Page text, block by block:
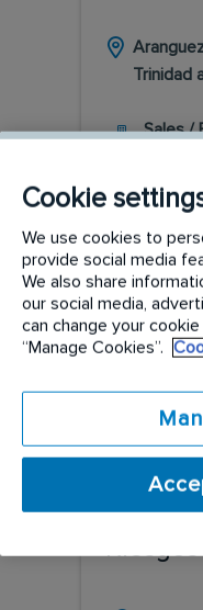
Trinidad
Sales /
COD
Cookie
We use cookies to
provide social media
We also share
our social media,
can change your
“Manage Cookies”.